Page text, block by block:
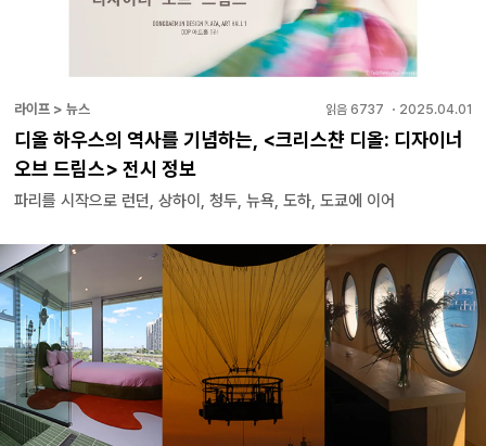
라이프 > 뉴스 읽음 6737 ・ 2025.04.01
디올 하우스의 역사를 기념하는, <크리스챤 디올: 디자이너
오브 드림스> 전시 정보
파리를 시작으로 런던, 상하이, 청두, 뉴욕, 도하, 도쿄에 이어